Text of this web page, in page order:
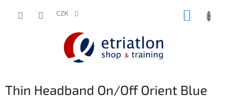
CZK
Thin Headband On/Off Orient Blue
shop.etriatlon.cz - Chat